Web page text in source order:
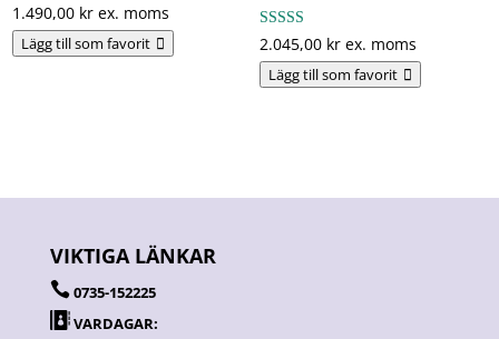
1.490,00 kr ex. moms
Lägg till som favorit
Betygsatt
4.86
av 5
2.045,00 kr ex. moms
Lägg till som favorit
VIKTIGA LÄNKAR
0735-152225
VARDAGAR: